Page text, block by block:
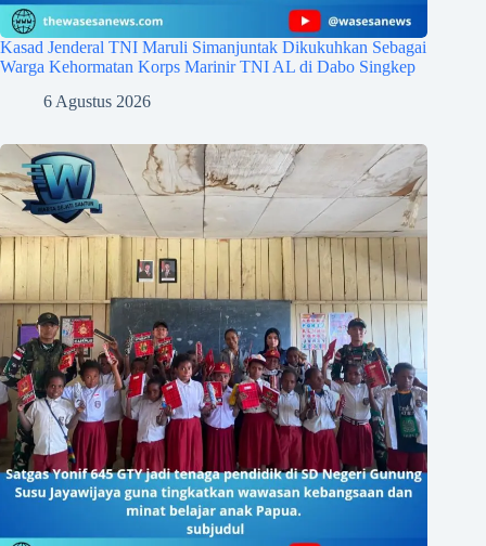
Kasad Jenderal TNI Maruli Simanjuntak Dikukuhkan Sebagai
Warga Kehormatan Korps Marinir TNI AL di Dabo Singkep
6 Agustus 2026